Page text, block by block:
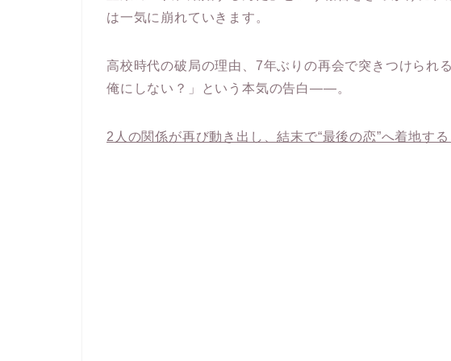
は一気に崩れていきます。
高校時代の破局の理由、7年ぶりの再会で突きつけられ
俺にしない？」という本気の告白――。
2人の関係が再び動き出し、結末で“最後の恋”へ着地す